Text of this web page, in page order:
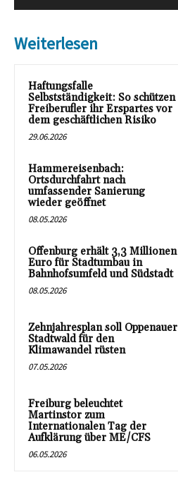
Weiterlesen
Haftungsfalle
Selbstständigkeit: So schützen
Freiberufler ihr Erspartes vor
dem geschäftlichen Risiko
29.06.2026
Hammereisenbach:
Ortsdurchfahrt nach
umfassender Sanierung
wieder geöffnet
08.05.2026
Offenburg erhält 3,3 Millionen
Euro für Stadtumbau in
Bahnhofsumfeld und Südstadt
08.05.2026
Zehnjahresplan soll Oppenauer
Stadtwald für den
Klimawandel rüsten
07.05.2026
Freiburg beleuchtet
Martinstor zum
Internationalen Tag der
Aufklärung über ME/CFS
06.05.2026